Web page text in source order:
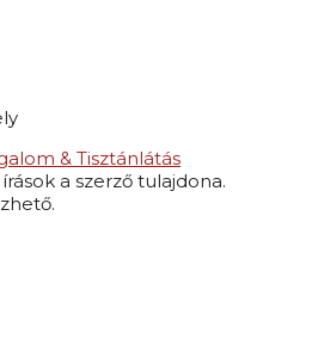
& Tisztánlátás
a szerző tulajdona.